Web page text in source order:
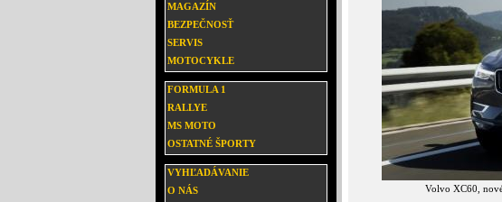
MAGAZÍN
BEZPEČNOSŤ
SERVIS
MOTOCYKLE
FORMULA 1
RALLYE
MS MOTO
OSTATNÉ ŠPORTY
VYHĽADÁVANIE
O NÁS
Volvo XC60,